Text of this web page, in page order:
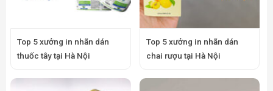
Top 5 xưởng in nhãn dán
thuốc tây tại Hà Nội
Top 5 xưởng in nhãn dán
chai rượu tại Hà Nội